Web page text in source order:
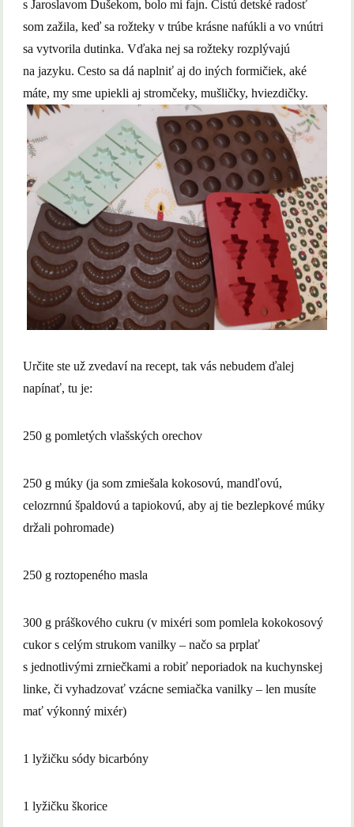
s Jaroslavom Dušekom, bolo mi fajn. Čistú detské radosť
som zažila, keď sa rožteky v trúbe krásne nafúkli a vo vnútri
sa vytvorila dutinka. Vďaka nej sa rožteky rozplývajú
na jazyku. Cesto sa dá naplniť aj do iných formičiek, aké
máte, my sme upiekli aj stromčeky, mušličky, hviezdičky.
Určite ste už zvedaví na recept, tak vás nebudem ďalej
napínať, tu je:
250 g pomletých vlašských orechov
250 g múky (ja som zmiešala kokosovú, mandľovú,
celozrnnú špaldovú a tapiokovú, aby aj tie bezlepkové múky
držali pohromade)
250 g roztopeného masla
300 g práškového cukru (v mixéri som pomlela kokokosový
cukor s celým strukom vanilky – načo sa prplať
s jednotlivými zrniečkami a robiť neporiadok na kuchynskej
linke, či vyhadzovať vzácne semiačka vanilky – len musíte
mať výkonný mixér)
1 lyžičku sódy bicarbóny
1 lyžičku škorice